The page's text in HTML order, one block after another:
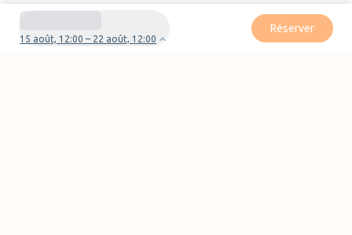
15 août, 12:00 – 22 août, 12:00
Réserver